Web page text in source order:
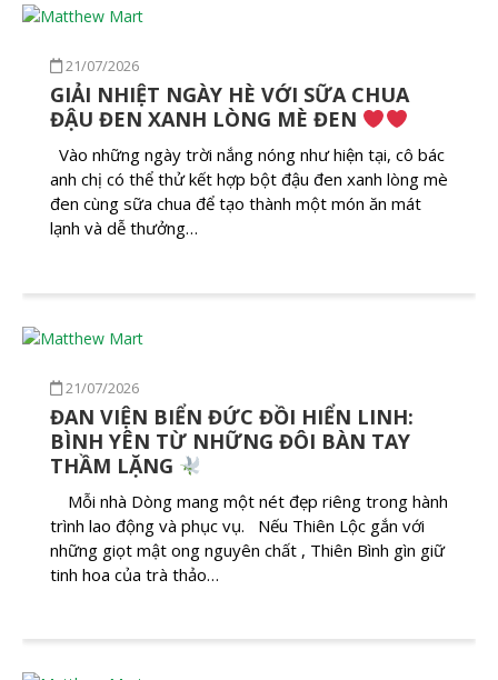
21/07/2026
GIẢI NHIỆT NGÀY HÈ VỚI SỮA CHUA
ĐẬU ĐEN XANH LÒNG MÈ ĐEN
Vào những ngày trời nắng nóng như hiện tại, cô bác
anh chị có thể thử kết hợp bột đậu đen xanh lòng mè
đen cùng sữa chua để tạo thành một món ăn mát
lạnh và dễ thưởng…
21/07/2026
ĐAN VIỆN BIỂN ĐỨC ĐỒI HIỂN LINH:
BÌNH YÊN TỪ NHỮNG ĐÔI BÀN TAY
THẦM LẶNG
Mỗi nhà Dòng mang một nét đẹp riêng trong hành
trình lao động và phục vụ. Nếu Thiên Lộc gắn với
những giọt mật ong nguyên chất , Thiên Bình gìn giữ
tinh hoa của trà thảo…